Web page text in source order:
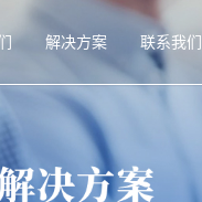
解决方案 联系我们